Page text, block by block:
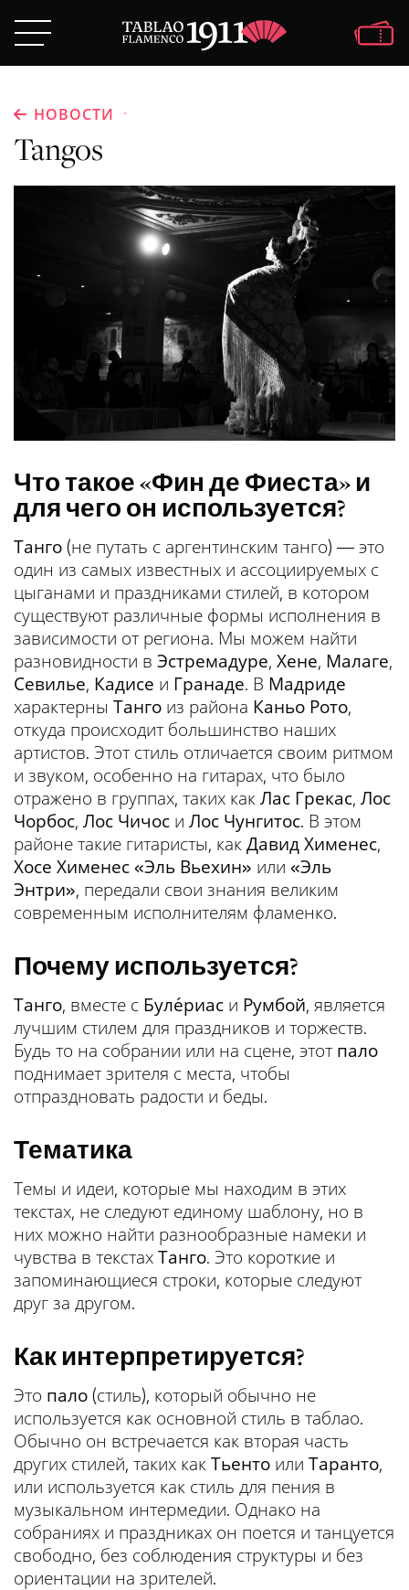
НОВОСТИ ·
Tangos
Что такое «Фин де Фиеста» и
для чего он используется?
Танго (не путать с аргентинским танго) — это
один из самых известных и ассоциируемых с
цыганами и праздниками стилей, в котором
существуют различные формы исполнения в
зависимости от региона. Мы можем найти
разновидности в Эстремадуре, Хене, Малаге,
Севилье, Кадисе и Гранаде. В Мадриде
характерны Танго из района Каньо Рото,
откуда происходит большинство наших
артистов. Этот стиль отличается своим ритмом
и звуком, особенно на гитарах, что было
отражено в группах, таких как Лас Грекас, Лос
Чорбос, Лос Чичос и Лос Чунгитос. В этом
районе такие гитаристы, как Давид Хименес,
Хосе Хименес «Эль Вьехин» или «Эль
Энтри», передали свои знания великим
современным исполнителям фламенко.
Почему используется?
Танго, вместе с Буле́риас и Румбой, является
лучшим стилем для праздников и торжеств.
Будь то на собрании или на сцене, этот пало
поднимает зрителя с места, чтобы
отпраздновать радости и беды.
Тематика
Темы и идеи, которые мы находим в этих
текстах, не следуют единому шаблону, но в
них можно найти разнообразные намеки и
чувства в текстах Танго. Это короткие и
запоминающиеся строки, которые следуют
друг за другом.
Как интерпретируется?
Это пало (стиль), который обычно не
используется как основной стиль в таблао.
Обычно он встречается как вторая часть
других стилей, таких как Тьенто или Таранто,
или используется как стиль для пения в
музыкальном интермедии. Однако на
собраниях и праздниках он поется и танцуется
свободно, без соблюдения структуры и без
ориентации на зрителей.